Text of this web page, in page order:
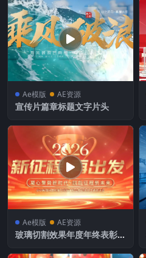
Ae模版 AE资源
宣传片篇章标题文字片头
Ae模版 AE资源
玻璃切割效果年度年终表彰大